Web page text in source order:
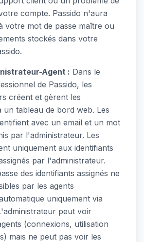
compte. Passido n'aura
votre mot de passe maître ou
stockés dans votre
Agent : Dans le
de Passido, les
créent et gèrent les
un tableau de bord web. Les
avec un email et un mot
par l'administrateur. Les
uniquement aux identifiants
par l'administrateur.
des identifiants assignés ne
par les agents
uniquement via
peut voir
(connexions, utilisation
mais ne peut pas voir les